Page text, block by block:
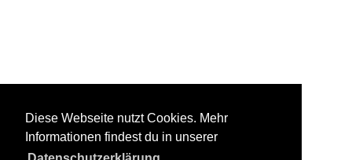
Diese Webseite nutzt Cookies. Mehr
Informationen findest du in unserer